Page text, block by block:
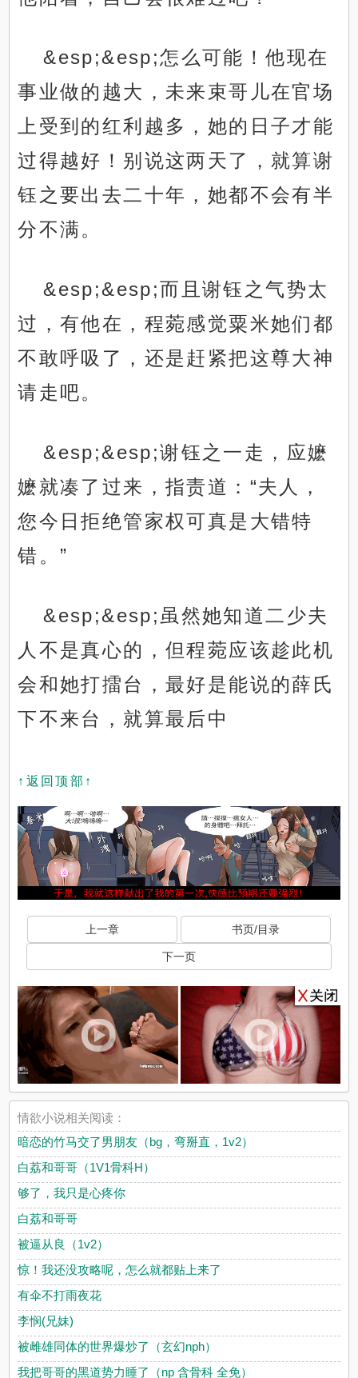
&esp;&esp;怎么可能！他现在
事业做的越大，未来束哥儿在官场
上受到的红利越多，她的日子才能
过得越好！别说这两天了，就算谢
钰之要出去二十年，她都不会有半
分不满。
&esp;&esp;而且谢钰之气势太
过，有他在，程菀感觉粟米她们都
不敢呼吸了，还是赶紧把这尊大神
请走吧。
&esp;&esp;谢钰之一走，应嬷
嬷就凑了过来，指责道：“夫人，
您今日拒绝管家权可真是大错特
错。”
&esp;&esp;虽然她知道二少夫
人不是真心的，但程菀应该趁此机
会和她打擂台，最好是能说的薛氏
下不来台，就算最后中
↑返回顶部↑
上一章 书页/目录
下一页
情欲小说相关阅读：
暗恋的竹马交了男朋友（bg，弯掰直，1v2）
白荔和哥哥（1V1骨科H）
够了，我只是心疼你
白荔和哥哥
被逼从良（1v2）
惊！我还没攻略呢，怎么就都贴上来了
有伞不打雨夜花
李悯(兄妹)
被雌雄同体的世界爆炒了（玄幻nph）
我把哥哥的黑道势力睡了（np 含骨科 全免）